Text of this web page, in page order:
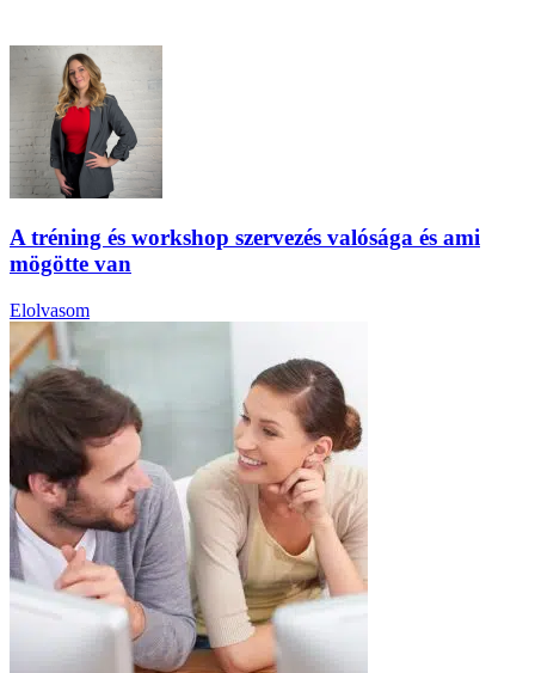
A tréning és workshop szervezés valósága és ami
mögötte van
Elolvasom